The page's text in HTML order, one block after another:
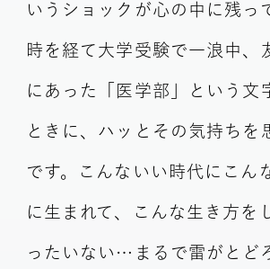
いうショックが心の中に残っ
時を経て大学受験で一浪中、
にあった「医学部」という文
ときに、ハッとその気持ちを
です。こんないい時代にこん
に生まれて、こんな生き方を
ったいない…まるで雷がとど